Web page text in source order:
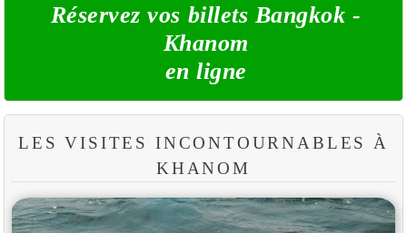
Réservez vos billets Bangkok -
Khanom
en ligne
LES VISITES INCONTOURNABLES À
KHANOM